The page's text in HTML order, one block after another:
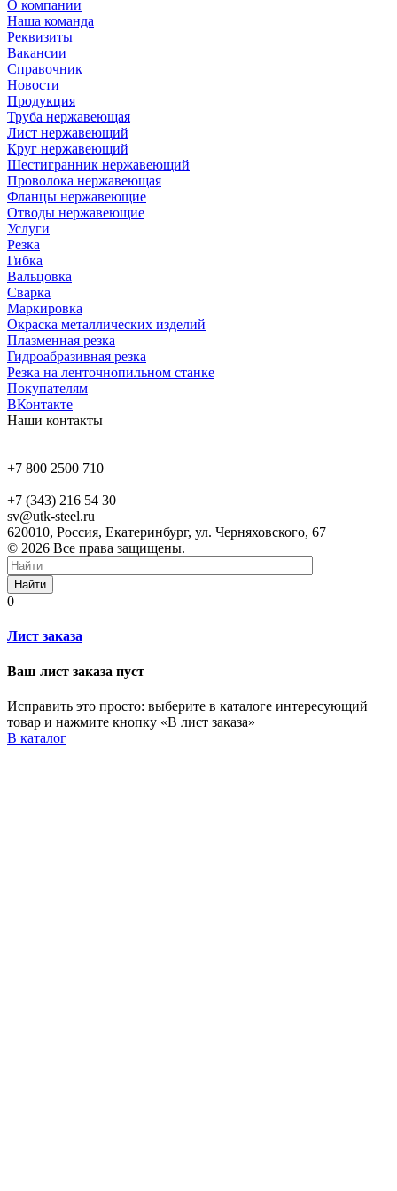
О компании
Наша команда
Реквизиты
Вакансии
Справочник
Новости
Продукция
Труба нержавеющая
Лист нержавеющий
Круг нержавеющий
Шестигранник нержавеющий
Проволока нержавеющая
Фланцы нержавеющие
Отводы нержавеющие
Услуги
Резка
Гибка
Вальцовка
Сварка
Маркировка
Окраска металлических изделий
Плазменная резка
Гидроабразивная резка
Резка на ленточнопильном станке
Покупателям
ВКонтакте
Наши контакты
+7 800 2500 710
+7 (343) 216 54 30
sv@utk-steel.ru
620010, Россия, Екатеринбург, ул. Черняховского, 67
© 2026 Все права защищены.
Найти
0
Лист заказа
Ваш лист заказа пуст
Исправить это просто: выберите в каталоге интересующий
товар и нажмите кнопку «В лист заказа»
В каталог